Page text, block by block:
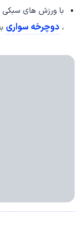
با ورزش های سبکی
، دوچرخه سواری